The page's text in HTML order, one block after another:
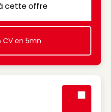
Postuler à cette offre
cette offre
Icon decorative
CV en 5mn